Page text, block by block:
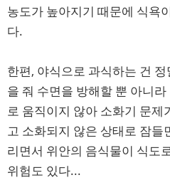
농도가 높아지기 때문에 식욕
다.
한편, 야식으로 과식하는 건
을 줘 수면을 방해할 뿐 아니
로 움직이지 않아 소화기 문제
고 소화되지 않은 상태로 잠들
리면서 위안의 음식물이 식도
위험도 있다...